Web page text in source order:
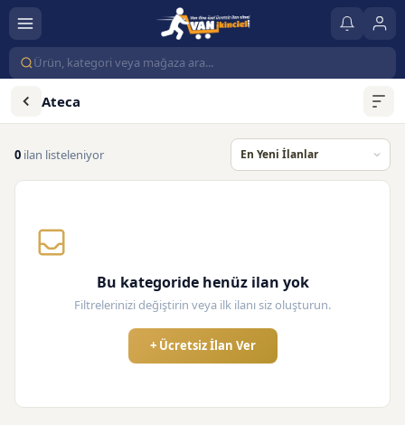
Ateca
0 ilan listeleniyor
Bu kategoride henüz ilan yok
Filtrelerinizi değiştirin veya ilk ilanı siz oluşturun.
+ Ücretsiz İlan Ver